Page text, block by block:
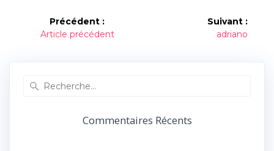
Navigation
Précédent :
Article
Article précédent
Suivant :
Article
adriano
Commentaires Récents